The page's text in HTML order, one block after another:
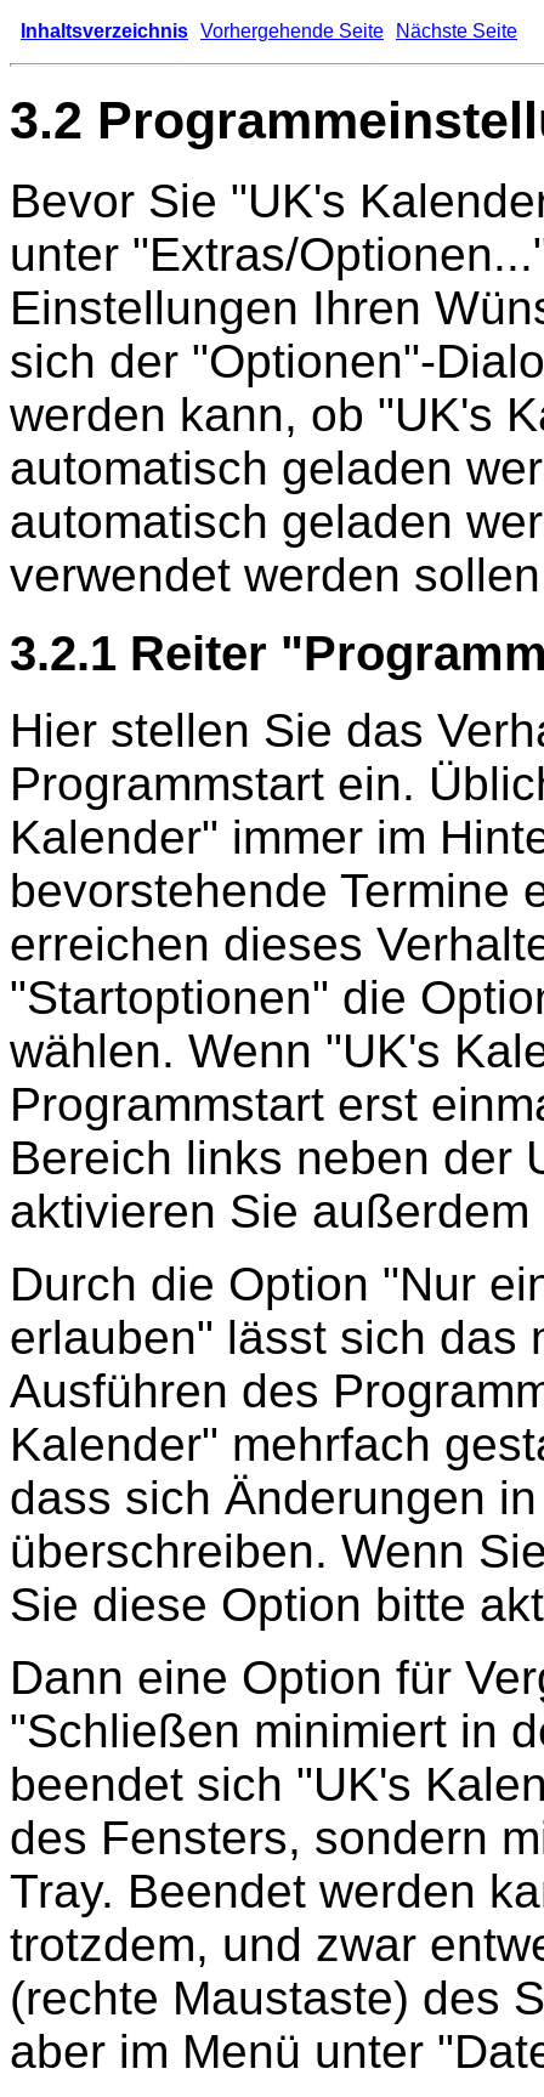
Inhaltsverzeichnis Vorhergehende Seite Nächste Seite
3.2
Bevor Sie "UK's
unter "Extras/
Einstellungen Ihren
sich der "Optionen"-
werden kann, ob "UK's
automatisch geladen
automatisch geladen
verwendet werden
3.2.1 Reiter
Hier stellen Sie das
Programmstart ein.
Kalender" immer im
bevorstehende Termine
erreichen dieses
"Startoptionen" die
wählen. Wenn "UK's
Programmstart erst
Bereich links neben der
aktivieren Sie
Durch die Option "Nur
erlauben" lässt sich das
Ausführen des
Kalender" mehrfach
dass sich Änderungen
überschreiben. Wenn
Sie diese Option bitte
Dann eine Option für
"Schließen minimiert in
beendet sich "UK's
des Fensters, sondern
Tray. Beendet werden
trotzdem, und zwar
(rechte Maustaste) des
aber im Menü unter